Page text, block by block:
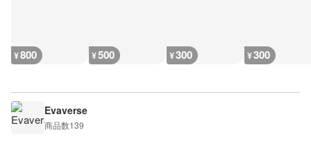
¥800 ¥500 ¥300 ¥300
Evaverse
商品数139